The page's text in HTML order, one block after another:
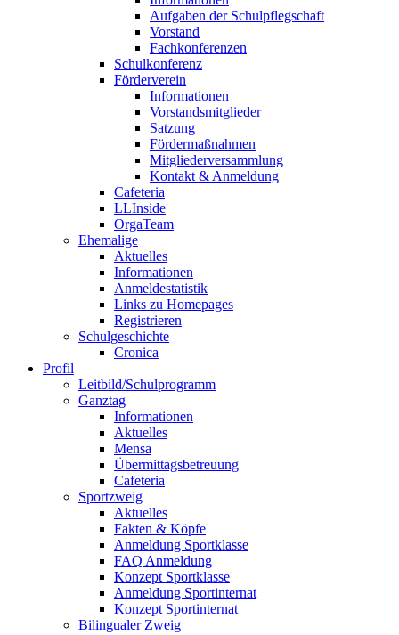
Aufgaben der Schulpflegschaft
Vorstand
Fachkonferenzen
Schulkonferenz
Förderverein
Informationen
Vorstandsmitglieder
Satzung
Fördermaßnahmen
Mitgliederversammlung
Kontakt & Anmeldung
Cafeteria
LLInside
OrgaTeam
Ehemalige
Aktuelles
Informationen
Anmeldestatistik
Links zu Homepages
Registrieren
Schulgeschichte
Cronica
Profil
Leitbild/Schulprogramm
Ganztag
Informationen
Aktuelles
Mensa
Übermittagsbetreuung
Cafeteria
Sportzweig
Aktuelles
Fakten & Köpfe
Anmeldung Sportklasse
FAQ Anmeldung
Konzept Sportklasse
Anmeldung Sportinternat
Konzept Sportinternat
Bilingualer Zweig